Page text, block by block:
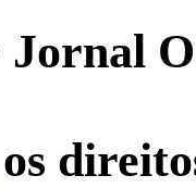
Jornal